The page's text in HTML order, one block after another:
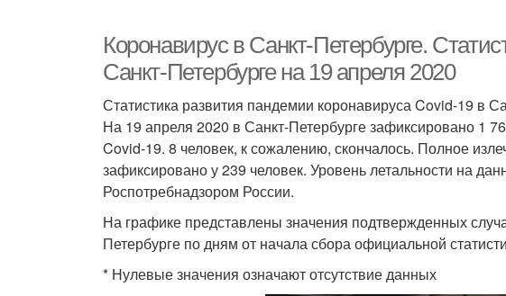
Коронавирус в Санкт-Петербурге.
Санкт-Петербурге на 19 апреля 2020
Статистика развития пандемии коронавируса Covid-19 в
На 19 апреля 2020 в Санкт-Петербурге зафиксировано 1
Covid-19. 8 человек, к сожалению, скончалось. Полное
зафиксировано у 239 человек. Уровень летальности на
Роспотребнадзором России.
На графике представлены значения подтвержденных
Петербурге по дням от начала сбора официальной
* Нулевые значения означают отсутствие данных